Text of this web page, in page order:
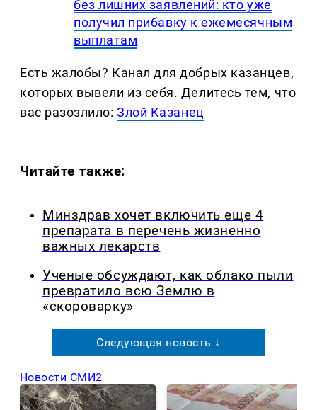
без лишних заявлений: кто уже
получил прибавку к ежемесячным
выплатам
Есть жалобы? Канал для добрых казанцев,
которых вывели из себя. Делитеcь тем, что
вас разозлило:Злой Казанец
Читайте также:
Минздрав хочет включить еще 4
препарата в перечень жизненно
важных лекарств
Ученые обсуждают, как облако пыли
превратило всю Землю в
«скороварку»
Следующая новость ↓
Новости СМИ2